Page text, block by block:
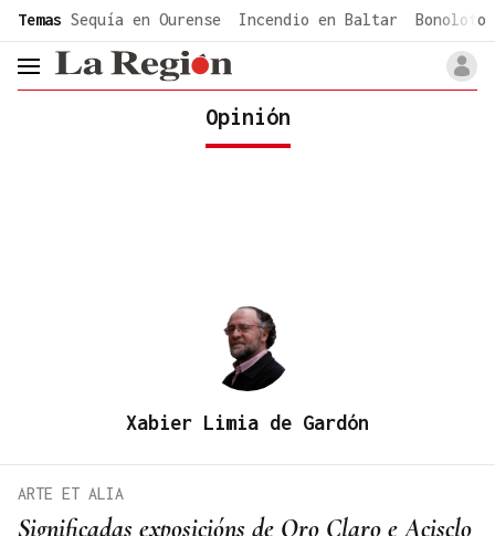
common.go-to-content
Temas Sequía en Ourense Incendio en Baltar Bonoloto
header.menu.open
Opinión
Xabier Limia de Gardón
Significadas exposicións de Oro Claro e Acisclo
ARTE ET ALIA